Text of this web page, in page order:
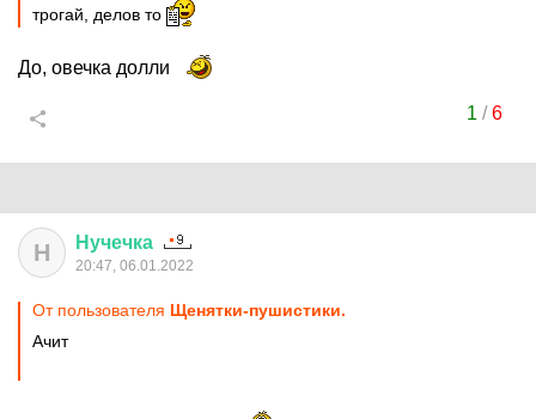
трогай, делов то
До, овечка долли
1 /6
Н Нучечка
20:47, 06.01.2022
От пользователя Щенятки-пушистики.
Ачит